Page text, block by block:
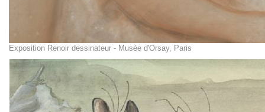
Exposition Renoir dessinateur - Musée d'Orsay, Paris